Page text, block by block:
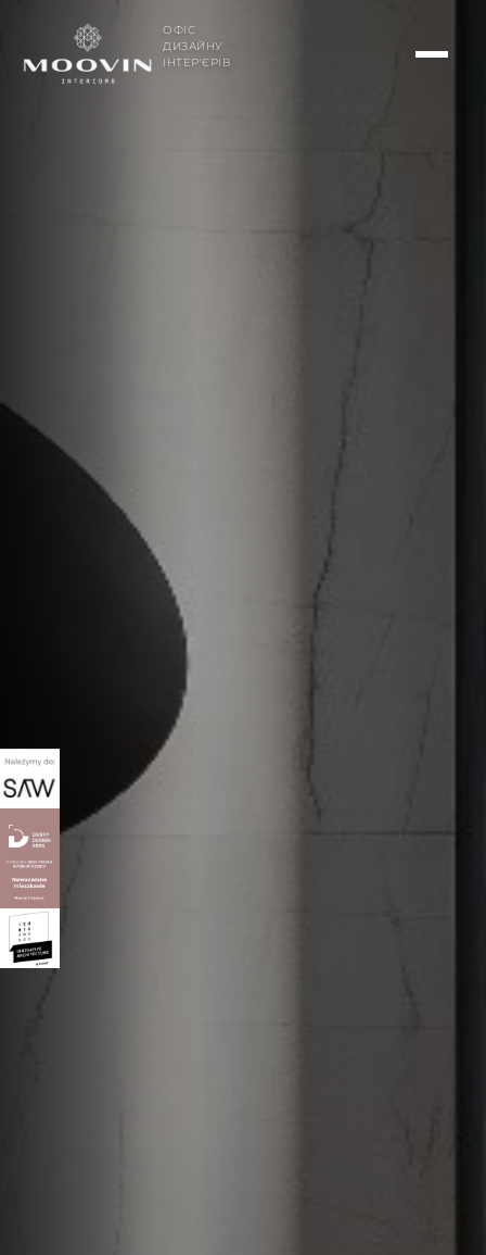
ОФІС
ДИЗАЙНУ
ІНТЕР'ЄРІВ